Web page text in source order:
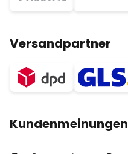
Versandpartner
Kundenmeinungen